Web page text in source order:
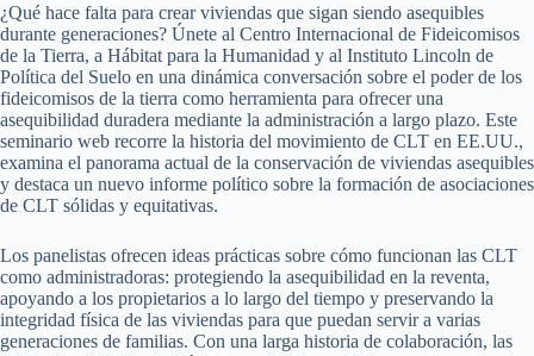
¿Qué hace falta para crear viviendas que sigan siendo asequibles
durante generaciones? Únete al Centro Internacional de Fideicomisos
de la Tierra, a Hábitat para la Humanidad y al Instituto Lincoln de
Política del Suelo en una dinámica conversación sobre el poder de los
fideicomisos de la tierra como herramienta para ofrecer una
asequibilidad duradera mediante la administración a largo plazo. Este
seminario web recorre la historia del movimiento de CLT en EE.UU.,
examina el panorama actual de la conservación de viviendas asequibles
y destaca un nuevo informe político sobre la formación de asociaciones
de CLT sólidas y equitativas.
Los panelistas ofrecen ideas prácticas sobre cómo funcionan las CLT
como administradoras: protegiendo la asequibilidad en la reventa,
apoyando a los propietarios a lo largo del tiempo y preservando la
integridad física de las viviendas para que puedan servir a varias
generaciones de familias. Con una larga historia de colaboración, las